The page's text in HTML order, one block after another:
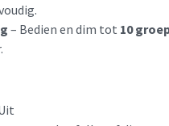
– Bedien en dim tot 10